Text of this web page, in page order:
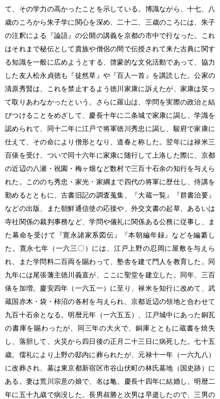
て、その学力の高かったことを示している。博識ながら、十七、八
歳のころから朱子学に関心を深め、二十二、三歳のころには、朱子
の注釈による『論語』の公開の講義を京都の市中で行なった。これ
はそれまで秘伝として貴族や僧侶の間で伝授されて来た古典に関す
る知識を一般に広めようとする、啓蒙的な文化活動であって、協力
した友人松永貞徳も『徒然草』や『百人一首』を講読した。公家の
清原秀賢は、これを禁止するよう徳川家康に訴えたが、家康は笑っ
て取りあわなかったという。さらに羅山は、学問を実際の政治と結
びつけることをめざして、慶長十年に二条城で家康に謁し、学識を
認められて、同十二年に江戸で将軍徳川秀忠に謁し、駿府で家康に
仕えて、その命により僧形となり、道春と称した。翌年には禄米三
百俵を受け、ついで同十六年に家康に随行して上洛した際に、京都
の近辺の八瀬・祝園・梅ヶ畑など数村で三百十石余の知行を与えら
れた。こののち秀忠・家光・家綱まで四代の将軍に歴仕し、侍講を
勤めるとともに、古書旧記の調査蒐集、『大蔵一覧』『群書治要』
などの出版、また朝鮮通信使の応接や、外交文書の起草、あるいは
寺社関係の裁判事務など、学問や儀礼に関係ある公務に従事し、ま
た幕命を受けて『寛永諸家系図伝』『本朝編年録』などを編纂し
た。寛永七年（一六三〇）には、江戸上野の忍岡に屋敷を与えら
れ、また学問料二百両を賜わって、塾舎を建て門人を教育した。同
九年には尾張藩主徳川義直が、ここに聖堂を建立した。同年、三百
俵を加増。慶安四年（一六五一）に至り、禄米を知行に改めて、武
蔵国赤木・袋・柿沼の各村を与えられ、京都近辺の領地と合わせて
九百十石余となる。明暦元年（一六五五）、江戸城中にあった銅瓦
の書庫を賜わったが、同三年の大火で、銅庫とともに蔵書を焼失
し、落胆して、火災から四日後の正月二十三日に病死した。七十五
歳。儒礼により上野の邸内に葬られたが、元禄十一年（一六九八）
に改葬され、墓は東京都新宿区市谷山伏町の林氏墓地（国史跡）に
ある。妻は荒川宗意の娘で、名は亀、慶長十四年に結婚し、明暦二
年に五十九歳で病没した。長男叔勝と次男は早逝したので、三男の